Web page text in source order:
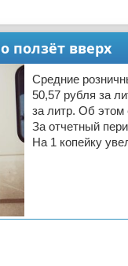
ползёт вверх
Средние
50,57 рубля за
за литр. Об этом
За отчетный
На 1 копейку